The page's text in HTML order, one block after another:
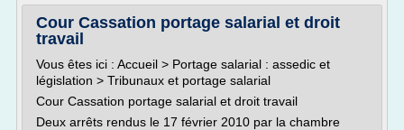
Cour Cassation portage salarial et droit
travail
Vous êtes ici : Accueil > Portage salarial : assedic et
législation > Tribunaux et portage salarial
Cour Cassation portage salarial et droit travail
Deux arrêts rendus le 17 février 2010 par la chambre